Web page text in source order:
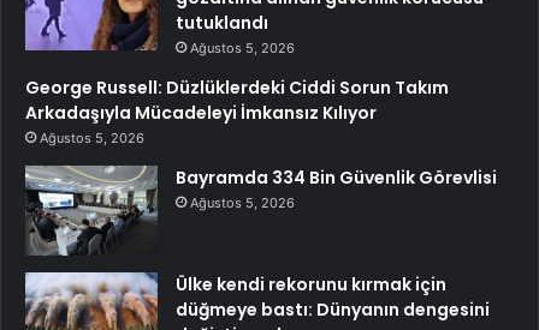
tutuklandı
Ağustos 5, 2026
George Russell: Düzlüklerdeki Ciddi Sorun Takım
Arkadaşıyla Mücadeleyi İmkansız Kılıyor
Ağustos 5, 2026
Bayramda 334 Bin Güvenlik Görevlisi
Ağustos 5, 2026
Ülke kendi rekorunu kırmak için
düğmeye bastı: Dünyanın dengesini